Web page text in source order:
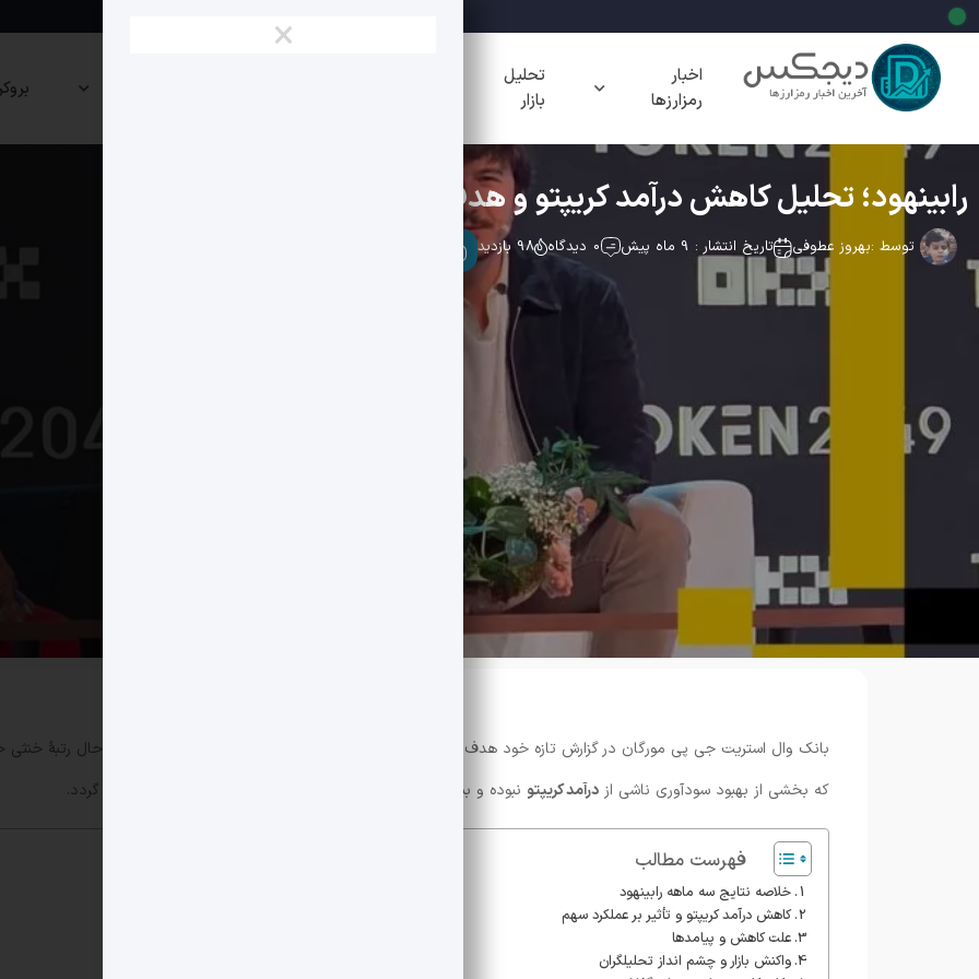
اخبار
رمزارزها
تحلیل
بازار
×
رابینهود؛ تحلیل کاهش درآمد کریپتو و هدف قیمت 130 دلار
توسط :بهروز عطوفی تاریخ انتشار : 9 ماه پیش 0 دیدگاه 98 بازدید
بانک وال استریت جی پی مورگان در گزارش تازه خود هدف قیمت سهام
که بخشی از بهبود سودآوری ناشی از درآمد کریپتو نبوده و بیشتر به منافع مالیاتی مرتبط با افزایش قیمت سهام بازمی گردد.
فهرست مطالب
خلاصه نتایج سه ماهه رابینهود
کاهش درآمد کریپتو و تأثیر بر عملکرد سهم
علت کاهش و پیامدها
واکنش بازار و چشم انداز تحلیلگران